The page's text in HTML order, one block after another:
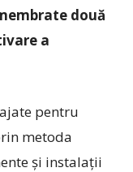
două
a
pentru
metoda
și instalații